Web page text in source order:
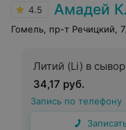
4.5 Амадей
Гомель, пр-т Речицкий,
Литий (Li) в
34,17 руб.
Запись по телефону